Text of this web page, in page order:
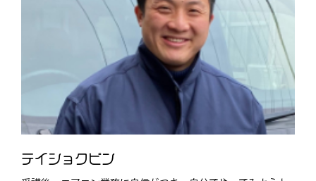
テイショクビン